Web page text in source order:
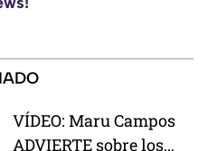
VÍDEO: Maru Campos
ADVIERTE sobre los